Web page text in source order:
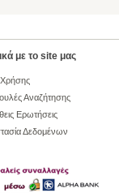
με το site μας
Αναζήτησης
Ερωτήσεις
Δεδομένων